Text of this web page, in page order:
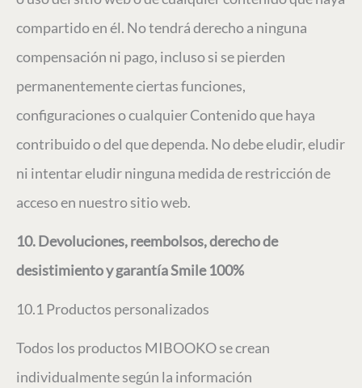
compartido en él. No tendrá derecho a ninguna
compensación ni pago, incluso si se pierden
permanentemente ciertas funciones,
configuraciones o cualquier Contenido que haya
contribuido o del que dependa. No debe eludir, eludir
ni intentar eludir ninguna medida de restricción de
acceso en nuestro sitio web.
10. Devoluciones, reembolsos, derecho de
desistimiento y garantía Smile 100%
10.1 Productos personalizados
Todos los productos MIBOOKO se crean
individualmente según la información